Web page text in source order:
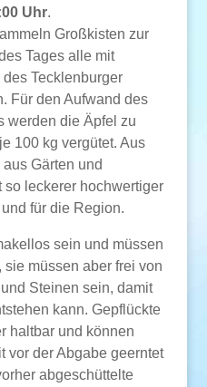
Uhr.
Großkisten zur
Tages alle mit
Tecklenburger
Für den Aufwand des
werden die Äpfel zu
100 kg vergütet. Aus
Gärten und
leckerer hochwertiger
für die Region.
sein und müssen
müssen aber frei von
Steinen sein, damit
kann. Gepflückte
haltbar und können
vor der Abgabe geerntet
abgeschüttelte